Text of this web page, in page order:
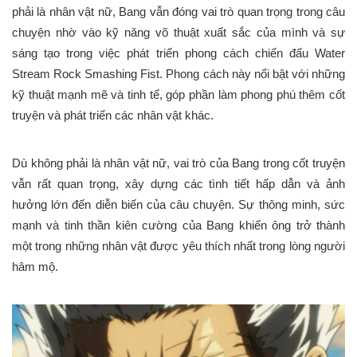
phải là nhân vật nữ, Bang vẫn đóng vai trò quan trọng trong câu
chuyện nhờ vào kỹ năng võ thuật xuất sắc của mình và sự
sáng tạo trong việc phát triển phong cách chiến đấu Water
Stream Rock Smashing Fist. Phong cách này nổi bật với những
kỹ thuật mạnh mẽ và tinh tế, góp phần làm phong phú thêm cốt
truyện và phát triển các nhân vật khác.
Dù không phải là nhân vật nữ, vai trò của Bang trong cốt truyện
vẫn rất quan trọng, xây dựng các tình tiết hấp dẫn và ảnh
hưởng lớn đến diễn biến của câu chuyện. Sự thông minh, sức
mạnh và tinh thần kiên cường của Bang khiến ông trở thành
một trong những nhân vật được yêu thích nhất trong lòng người
hâm mộ.